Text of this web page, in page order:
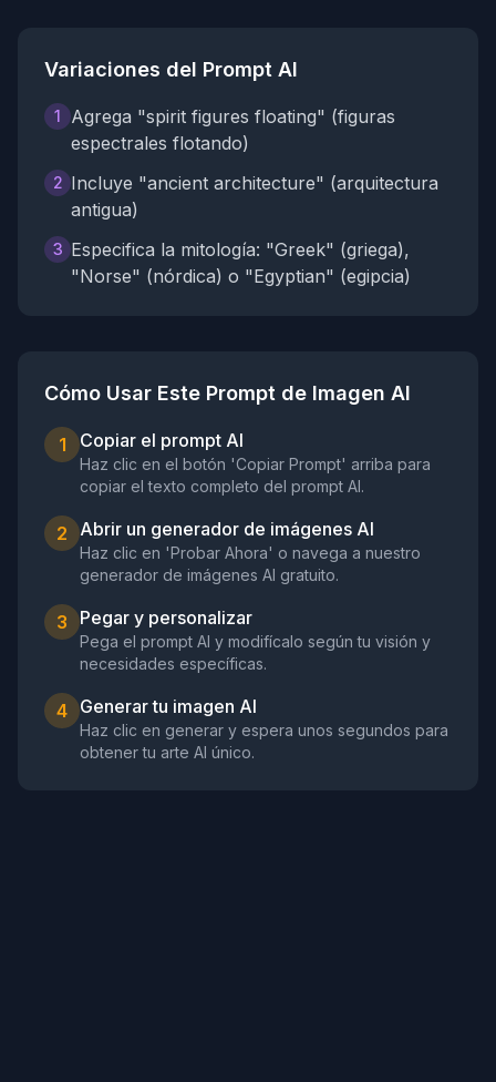
Variaciones del Prompt AI
1
Agrega "spirit figures floating" (figuras
espectrales flotando)
2 Incluye "ancient architecture" (arquitectura
antigua)
3 Especifica la mitología: "Greek" (griega),
"Norse" (nórdica) o "Egyptian" (egipcia)
Cómo Usar Este Prompt de Imagen AI
1 Copiar el prompt AI
Haz clic en el botón 'Copiar Prompt' arriba para
copiar el texto completo del prompt AI.
2 Abrir un generador de imágenes AI
Haz clic en 'Probar Ahora' o navega a nuestro
generador de imágenes AI gratuito.
3 Pegar y personalizar
Pega el prompt AI y modifícalo según tu visión y
necesidades específicas.
4 Generar tu imagen AI
Haz clic en generar y espera unos segundos para
obtener tu arte AI único.